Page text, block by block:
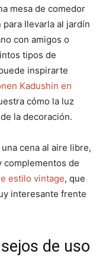
mesa de comedor
llevarla al jardín
con amigos o
tipos de
inspirarte
Kadushin en
cómo la luz
la decoración.
cena al aire libre,
complementos de
estilo vintage, que
interesante frente
de uso